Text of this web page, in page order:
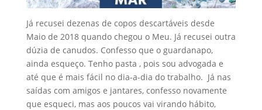
Já recusei dezenas de copos descartáveis desde
Maio de 2018 quando chegou o Meu. Já recusei outra
dúzia de canudos. Confesso que o guardanapo,
ainda esqueço. Tenho pasta , pois sou advogada e
até que é mais fácil no dia-a-dia do trabalho. Já nas
saídas com amigos e jantares, confesso novamente
que esqueci, mas aos poucos vai virando hábito,